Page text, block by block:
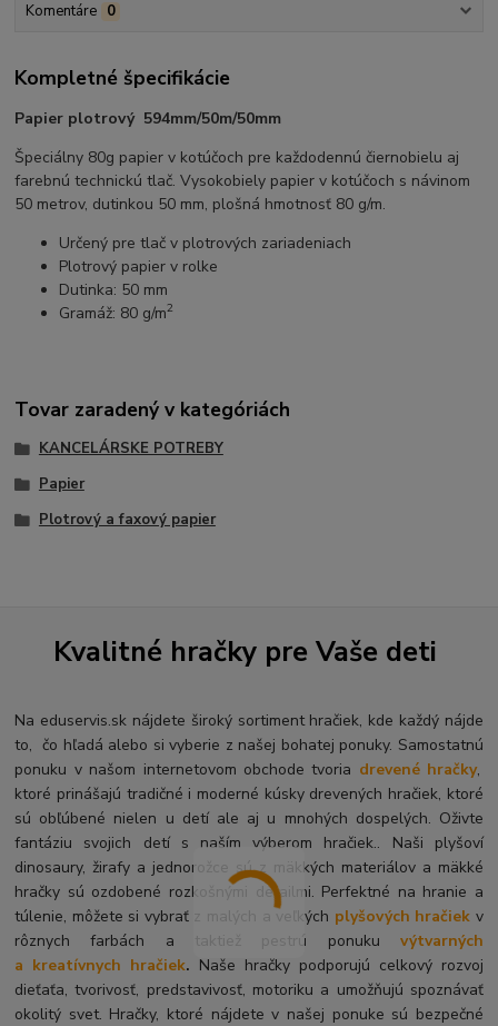
Komentáre 0
Kompletné špecifikácie
Papier plotrový 594mm/50m/50mm
Špeciálny 80g papier v kotúčoch pre každodennú čiernobielu aj
farebnú technickú tlač. Vysokobiely papier v kotúčoch s návinom
50 metrov, dutinkou 50 mm, plošná hmotnosť 80 g/m.
Určený pre tlač v plotrových zariadeniach
Plotrový papier v rolke
Dutinka: 50 mm
Gramáž: 80 g/m2
Tovar zaradený v kategóriách
KANCELÁRSKE POTREBY
Papier
Plotrový a faxový papier
Kvalitné hračky pre Vaše deti
Na eduservis.sk nájdete široký sortiment hračiek, kde každý nájde
to, čo hľadá alebo si vyberie z našej bohatej ponuky. Samostatnú
ponuku v našom internetovom obchode tvoria drevené hračky,
ktoré prinášajú tradičné i moderné kúsky drevených hračiek, ktoré
sú obľúbené nielen u detí ale aj u mnohých dospelých. Oživte
fantáziu svojich detí s naším výberom hračiek.. Naši plyšoví
dinosaury, žirafy a jednorožce sú z mäkkých materiálov a mäkké
hračky sú ozdobené rozkošnými detailmi. Perfektné na hranie a
túlenie, môžete si vybrať z malých a veľkých plyšových hračiek v
rôznych farbách a taktiež pestrú ponuku výtvarných
a kreatívnych hračiek. Naše hračky podporujú celkový rozvoj
dieťaťa, tvorivosť, predstavivosť, motoriku a umožňujú spoznávať
okolitý svet. Hračky, ktoré nájdete v našej ponuke sú bezpečné